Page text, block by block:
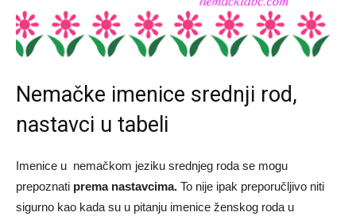
Nemačke imenice srednji rod,
nastavci u tabeli
Imenice u nemačkom jeziku srednjeg roda se mogu
prepoznati prema nastavcima. To nije ipak preporučljivo niti
sigurno kao kada su u pitanju imenice ženskog roda u